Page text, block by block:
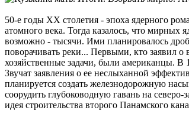
50-е годы ХХ столетия - эпоха ядерного
атомного века. Тогда казалось, что
возможно - тысячи. Ими планировалось
поворачивать реки... Первыми, кто заявил
хозяйственные задачи, были американцы.
Звучат заявления о ее неслыханной
планируется создать железнодорожную
соорудить глубоководную гавань на
идея строительства второго Панамского